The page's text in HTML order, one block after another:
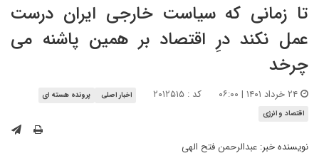
تا زمانی که سیاست خارجی ایران درست
عمل نکند درِ اقتصاد بر همین پاشنه می
چرخد
کد : ۲۰۱۲۵۱۵ اخبار اصلی
پرونده هسته ای
اقتصاد و انرژی
نویسنده خبر: عبدالرحمن فتح الهی